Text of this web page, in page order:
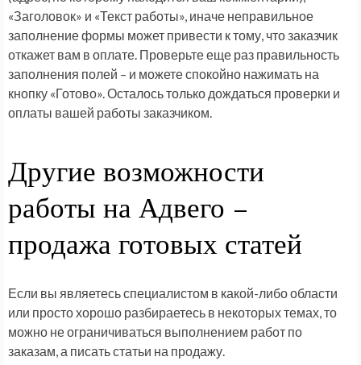
«Заголовок» и «Текст работы», иначе неправильное
заполнение формы может привести к тому, что заказчик
откажет вам в оплате. Проверьте еще раз правильность
заполнения полей – и можете спокойно нажимать на
кнопку «Готово». Осталось только дождаться проверки и
оплаты вашей работы заказчиком.
Другие возможности
работы на Адвего –
продажа готовых статей
Если вы являетесь специалистом в какой-либо области
или просто хорошо разбираетесь в некоторых темах, то
можно не ограничиваться выполнением работ по
заказам, а писать статьи на продажу.